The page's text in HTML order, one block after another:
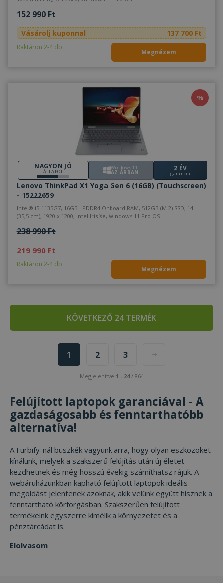
152 990 Ft
Vásárolj kuponnal 137 700 Ft
Raktáron 2-4 db
Megnézem
%
NAGYON JÓ
ÁLLAPOT
Windows 11
AZ ÁRBAN 2 ÉV
garancia
Lenovo ThinkPad X1 Yoga Gen 6 (16GB) (Touchscreen)
- 15222659
Intel® i5-1135G7, 16GB LPDDR4 Onboard RAM, 512GB (M.2) SSD, 14"
(35,5 cm), 1920 x 1200, Intel Iris Xe, Windows 11 Pro OS
238 990 Ft
219 990 Ft
Raktáron 2-4 db
Megnézem
KÖVETKEZŐ 24 TERMÉK
1 2 3
Megjelenítve 1 - 24/ 864
Felújított laptopok garanciával - A
gazdaságosabb és fenntarthatóbb
alternatíva!
A Furbify-nál büszkék vagyunk arra, hogy olyan eszközöket
kínálunk, melyek a szakszerű felújítás után új életet
kezdhetnek és még hosszú évekig számíthatsz rájuk. A
webáruházunkban kapható felújított laptopok ideális
megoldást jelentenek azoknak, akik velünk együtt hisznek a
fenntartható körforgásban. Szakszerűen felújított
termékeink egyszerre kímélik a környezetet és a
pénztárcádat is.
Elolvasom